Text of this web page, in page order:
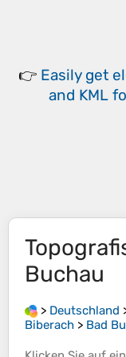
👉 Easily get
and KML
Buchau
> Deutschland
Biberach > Bad